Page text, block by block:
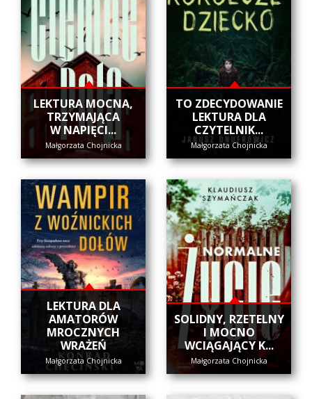
​LEKTURA MOCNA,
TRZYMAJĄCA
W NAPIĘCI...
Małgorzata Chojnicka
​TO ZDECYDOWANIE
LEKTURA DLA
CZYTELNIK...
Małgorzata Chojnicka
LEKTURA DLA
AMATORÓW
MROCZNYCH
WRAŻEŃ
Małgorzata Chojnicka
SOLIDNY, RZETELNY
I MOCNO
WCIĄGAJĄCY K...
Małgorzata Chojnicka